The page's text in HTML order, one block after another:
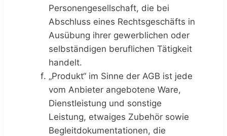
Personengesellschaft, die bei
Abschluss eines Rechtsgeschäfts in
Ausübung ihrer gewerblichen oder
selbständigen beruflichen Tätigkeit
handelt.
„Produkt“ im Sinne der AGB ist jede
vom Anbieter angebotene Ware,
Dienstleistung und sonstige
Leistung, etwaiges Zubehör sowie
Begleitdokumentationen, die